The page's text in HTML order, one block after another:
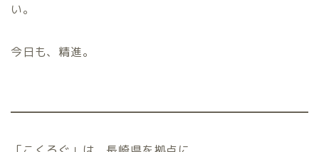
い。
今日も、精進。